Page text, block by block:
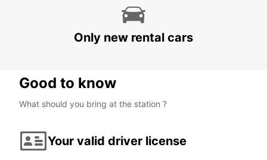
Only new rental cars
Good to know
What should you bring at the station ?
Your valid driver license